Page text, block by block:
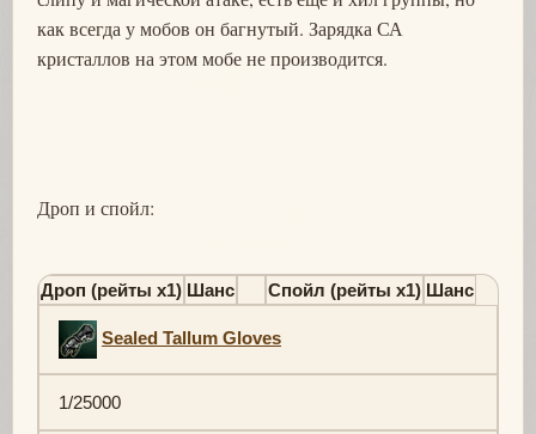
как всегда у мобов он багнутый. Зарядка СА
кристаллов на этом мобе не производится.
Дроп и спойл:
Дроп (рейты х1) Шанс Спойл (рейты х1) Шанс
Sealed Tallum Gloves
1/25000